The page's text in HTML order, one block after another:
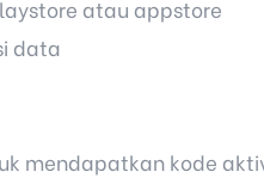
atau appstore
data
mendapatkan kode